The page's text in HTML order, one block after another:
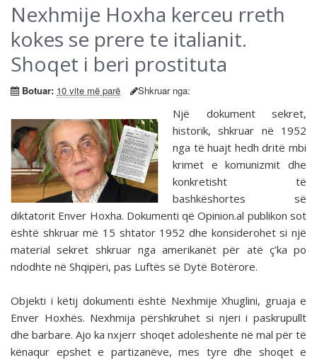
Nexhmije Hoxha kerceu rreth
kokes se prere te italianit.
Shoqet i beri prostituta
Botuar: 10 vite më parë Shkruar nga:
Një dokument sekret,
historik, shkruar në 1952
nga të huajt hedh dritë mbi
krimet e komunizmit dhe
konkretisht të
bashkëshortes së
diktatorit Enver Hoxha. Dokumenti që Opinion.al publikon sot
është shkruar më 15 shtator 1952 dhe konsiderohet si një
material sekret shkruar nga amerikanët për atë ç’ka po
ndodhte në Shqipëri, pas Luftës së Dytë Botërore.
Objekti i këtij dokumenti është Nexhmije Xhuglini, gruaja e
Enver Hoxhës. Nexhmija përshkruhet si njeri i paskrupullt
dhe barbare. Ajo ka nxjerr shoqet adoleshente në mal për të
kënaqur epshet e partizanëve, mes tyre dhe shoqet e